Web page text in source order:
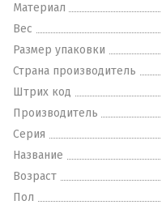
Материал
Вес
Размер упаковки
Страна производитель
Штрих код
Производитель
Серия
Название
Возраст
Пол